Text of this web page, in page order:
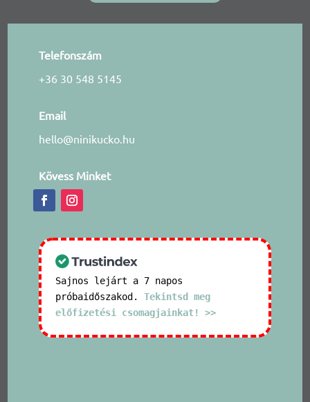
Telefonszám
+36 30 548 5145
Email
hello@ninikucko.hu
Kövess Minket
Sajnos lejárt a 7 napos
próbaidőszakod. Tekintsd meg
előfizetési csomagjainkat! >>